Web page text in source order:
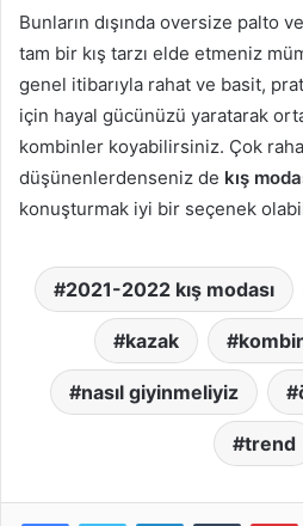
Bunların dışında oversize palto
tam bir kış tarzı elde etmeniz
genel itibarıyla rahat ve basit,
için hayal gücünüzü yaratarak
kombinler koyabilirsiniz. Çok
düşünenlerdenseniz de kış
konuşturmak iyi bir seçenek
2021-2022 kış modası
kazak
nasıl giyinmeliyiz
trend